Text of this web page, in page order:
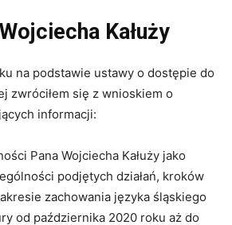
Kałuży
na podstawie ustawy o dostępie do
zwróciłem się z wnioskiem o
informacji:
Pana Wojciecha Kałuży jako
podjętych działań, kroków
zachowania języka śląskiego
od października 2020 roku aż do